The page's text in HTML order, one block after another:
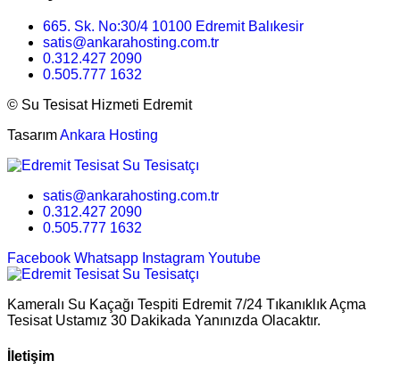
665. Sk. No:30/4 10100 Edremit Balıkesir
satis@ankarahosting.com.tr
0.312.427 2090
0.505.777 1632
© Su Tesisat Hizmeti Edremit
TasarımAnkara Hosting
satis@ankarahosting.com.tr
0.312.427 2090
0.505.777 1632
Facebook Whatsapp Instagram Youtube
Kameralı Su Kaçağı Tespiti Edremit 7/24 Tıkanıklık Açma
Tesisat Ustamız 30 Dakikada Yanınızda Olacaktır.
İletişim